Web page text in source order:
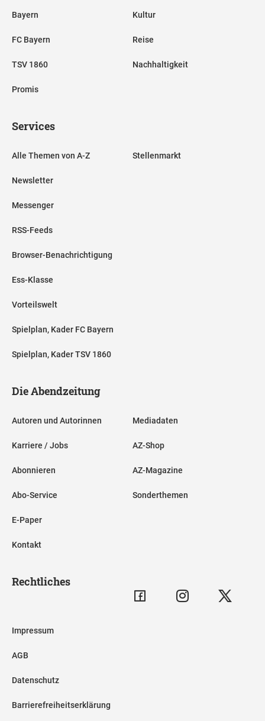
Bayern
FC Bayern
TSV 1860
Promis
Kultur
Reise
Nachhaltigkeit
Services
Alle Themen von A-Z
Newsletter
Messenger
RSS-Feeds
Browser-Benachrichtigung
Ess-Klasse
Vorteilswelt
Spielplan, Kader FC Bayern
Spielplan, Kader TSV 1860
Stellenmarkt
Die Abendzeitung
Autoren und Autorinnen
Karriere / Jobs
Abonnieren
Abo-Service
E-Paper
Kontakt
Mediadaten
AZ-Shop
AZ-Magazine
Sonderthemen
Rechtliches
Impressum
AGB
Datenschutz
Barrierefreiheitserklärung